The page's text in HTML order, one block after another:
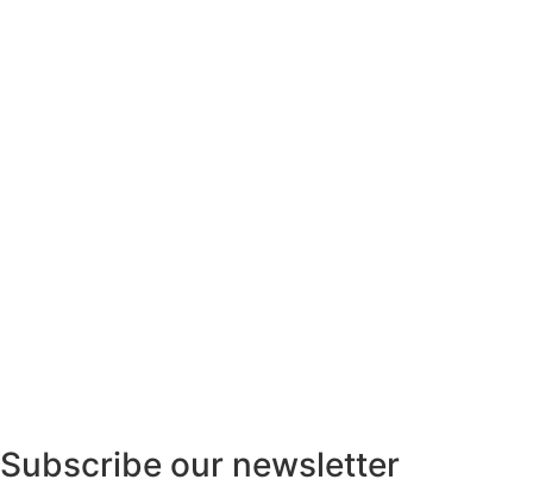
Subscribe our newsletter